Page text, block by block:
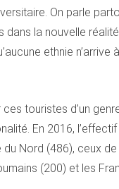
On parle
la nouvelle
ethnie n’arrive
ces touristes d’un
En 2016,
Nord (486), ceux
(200) et les